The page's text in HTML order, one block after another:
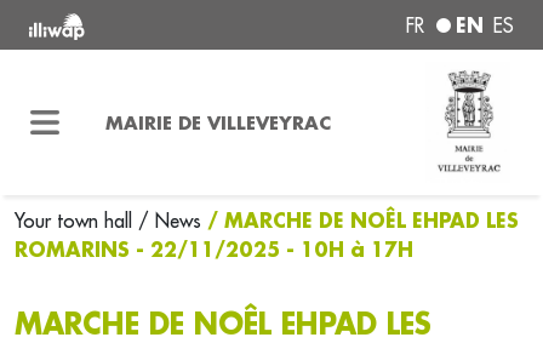
FR EN ES
MAIRIE DE VILLEVEYRAC
Your town hall / News / MARCHE DE NOÊL EHPAD LES
ROMARINS - 22/11/2025 - 10H à 17H
MARCHE DE NOÊL EHPAD LES